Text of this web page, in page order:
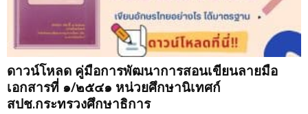
ดาวน์โหลด คู่มือการพัฒนาการสอนเขียนลายมือ
เอกสารที่ ๑/๒๕๔๑ หน่วยศึกษานิเทศก์
สปช.กระทรวงศึกษาธิการ